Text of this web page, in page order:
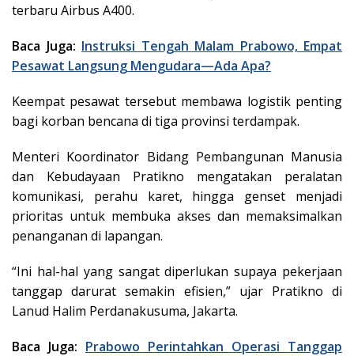
terbaru Airbus A400.
Baca Juga: Instruksi Tengah Malam Prabowo, Empat
Pesawat Langsung Mengudara—Ada Apa?
Keempat pesawat tersebut membawa logistik penting
bagi korban bencana di tiga provinsi terdampak.
Menteri Koordinator Bidang Pembangunan Manusia
dan Kebudayaan Pratikno mengatakan peralatan
komunikasi, perahu karet, hingga genset menjadi
prioritas untuk membuka akses dan memaksimalkan
penanganan di lapangan.
“Ini hal-hal yang sangat diperlukan supaya pekerjaan
tanggap darurat semakin efisien,” ujar Pratikno di
Lanud Halim Perdanakusuma, Jakarta.
Baca Juga: Prabowo Perintahkan Operasi Tanggap